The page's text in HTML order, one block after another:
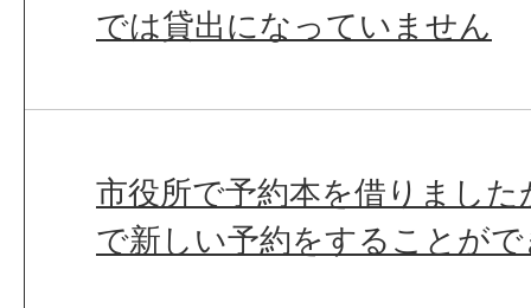
では貸出になっていません
市役所で予約本を借りまし
で新しい予約をすることが